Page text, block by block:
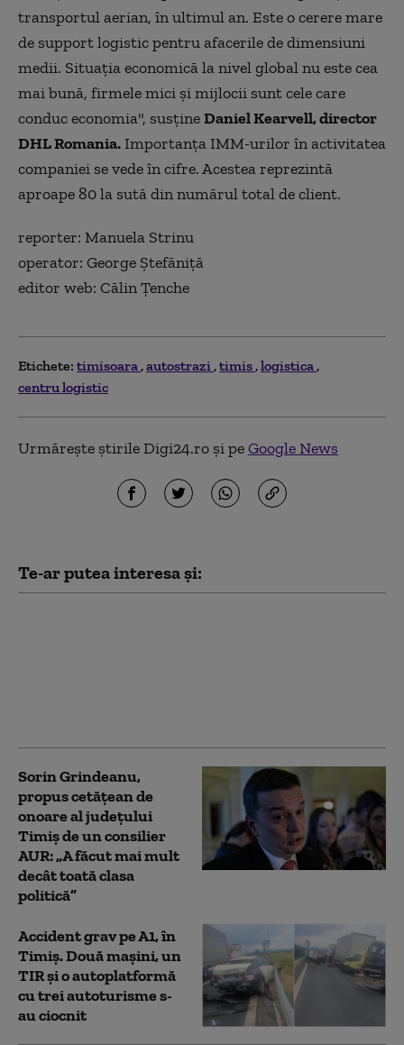
transportul aerian, în ultimul an. Este o cerere mare
de support logistic pentru afacerile de dimensiuni
medii. Situaţia economică la nivel global nu este cea
mai bună, firmele mici şi mijlocii sunt cele care
conduc economia", susțineDaniel Kearvell, director
DHL Romania.Importanţa IMM-urilor în activitatea
companiei se vede în cifre. Acestea reprezintă
aproape 80 la sută din numărul total de client.
reporter: Manuela Strinu
operator: George Ştefăniţă
editor web: Călin Țenche
Etichete: timisoara autostrazi timis logistica
centru logistic
Urmărește știrile Digi24.ro și peGoogle News
Te-ar putea interesa și:
Sorin Grindeanu,
propus cetățean de
onoare al județului
Timiș de un consilier
AUR: „A făcut mai mult
decât toată clasa
politică”
Accident grav pe A1, în
Timiș. Două mașini, un
TIR și o autoplatformă
cu trei autoturisme s-
au ciocnit